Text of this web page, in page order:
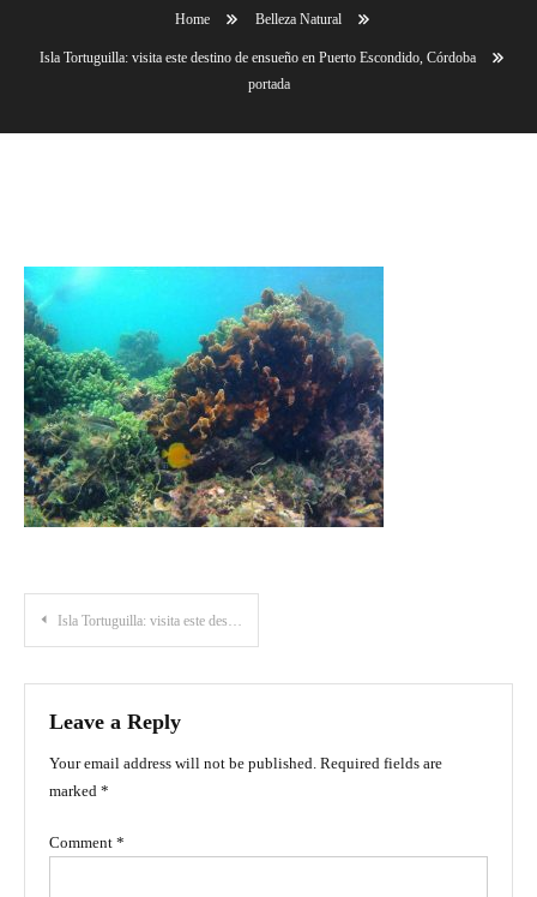
Home Belleza Natural
Isla Tortuguilla: visita este destino de ensueño en Puerto Escondido, Córdoba
portada
Post
navigation
Isla Tortuguilla: visita este destino de ensueño en Puerto Escondido, Córdoba
Leave a Reply
Your email address will not be published. Required fields are
marked *
Comment *